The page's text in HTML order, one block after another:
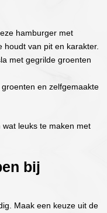
hamburger met
houdt van pit en karakter.
met gegrilde groenten
en zelfgemaakte
leuks te maken met
bij
Maak een keuze uit de